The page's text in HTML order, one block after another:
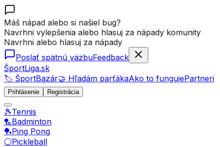
Máš nápad alebo si našiel bug?
Navrhni vylepšenia alebo hlasuj za nápady komunity
Navrhni alebo hlasuj za nápady
Poslať spätnú väzbuFeedback
ŠportLiga.sk
🏷️ ŠportBazár🤝 Hľadám parťákaAko to fungujePartneri
Prihlásenie Registrácia
🎾Tennis
🏸Badminton
🏓Ping Pong
⚪Pickleball